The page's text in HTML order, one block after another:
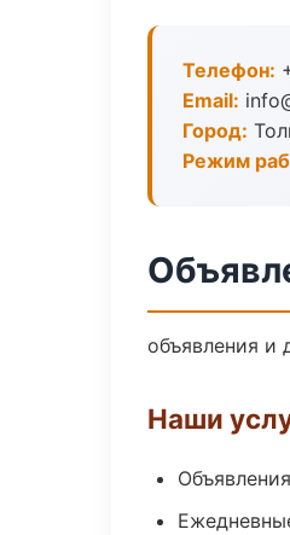
Телефон:
Email:
Город:
Режим
объявления и
Наши